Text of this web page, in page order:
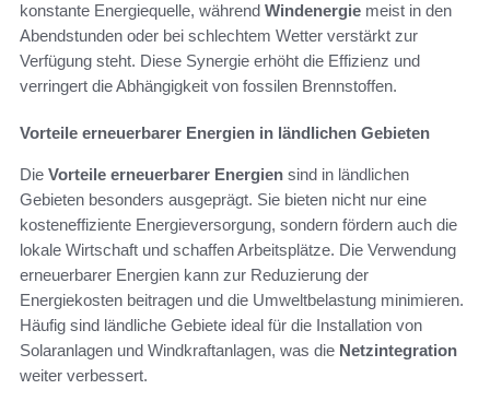
konstante Energiequelle, während Windenergie meist in den
Abendstunden oder bei schlechtem Wetter verstärkt zur
Verfügung steht. Diese Synergie erhöht die Effizienz und
verringert die Abhängigkeit von fossilen Brennstoffen.
Vorteile erneuerbarer Energien in ländlichen Gebieten
Die Vorteile erneuerbarer Energien sind in ländlichen
Gebieten besonders ausgeprägt. Sie bieten nicht nur eine
kosteneffiziente Energieversorgung, sondern fördern auch die
lokale Wirtschaft und schaffen Arbeitsplätze. Die Verwendung
erneuerbarer Energien kann zur Reduzierung der
Energiekosten beitragen und die Umweltbelastung minimieren.
Häufig sind ländliche Gebiete ideal für die Installation von
Solaranlagen und Windkraftanlagen, was die Netzintegration
weiter verbessert.